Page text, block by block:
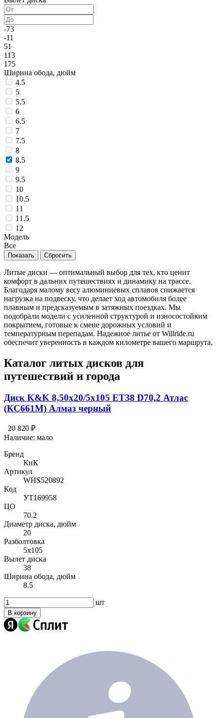
-73
-11
51
113
175
Ширина обода, дюйм
4.5
5
5.5
6
6.5
7
7.5
8
8.5
9
9.5
10
10.5
11
11.5
12
Модель
Все
Литые диски — оптимальный выбор для тех, кто ценит
комфорт в дальних путешествиях и динамику на трассе.
Благодаря малому весу алюминиевых сплавов снижается
нагрузка на подвеску, что делает ход автомобиля более
плавным и предсказуемым в затяжных поездках. Мы
подобрали модели с усиленной структурой и износостойким
покрытием, готовые к смене дорожных условий и
температурным перепадам. Надежное литье от Willride.ru
обеспечит уверенность в каждом километре вашего маршрута.
Каталог литых дисков для
путешествий и города
Диск K&K 8,50x20/5x105 ET38 D70,2 Атлас
(КС661M) Алмаз черный
20 820 ₽
Наличие: мало
Бренд
КиК
Артикул
WHS520892
Код
УТ169958
ЦО
70.2
Диаметр диска, дюйм
20
Разболтовка
5x105
Вылет диска
38
Ширина обода, дюйм
8.5
шт
В корзину